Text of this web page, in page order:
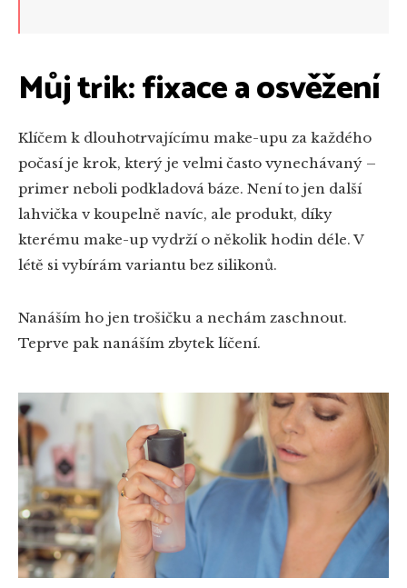
Můj trik: fixace a osvěžení
Klíčem k dlouhotrvajícímu make-upu za každého
počasí je krok, který je velmi často vynechávaný –
primer neboli podkladová báze. Není to jen další
lahvička v koupelně navíc, ale produkt, díky
kterému make-up vydrží o několik hodin déle. V
létě si vybírám variantu bez silikonů.
Nanáším ho jen trošičku a nechám zaschnout.
Teprve pak nanáším zbytek líčení.